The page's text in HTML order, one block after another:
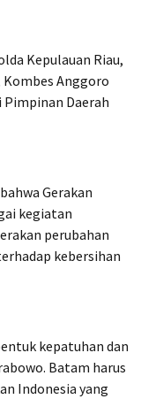
Kepulauan Riau,
Anggoro
Daerah
Gerakan
kegiatan
perubahan
kebersihan
kepatuhan dan
Batam harus
Indonesia yang